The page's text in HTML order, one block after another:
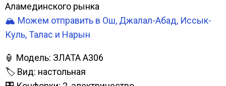
Аламединского рынка
🏔️ Можем отправить в Ош, Джалал-Абад, Иссык-
Куль, Талас и Нарын
🏮 Модель: ЗЛАТА А306
🏷️ Вид: настольная